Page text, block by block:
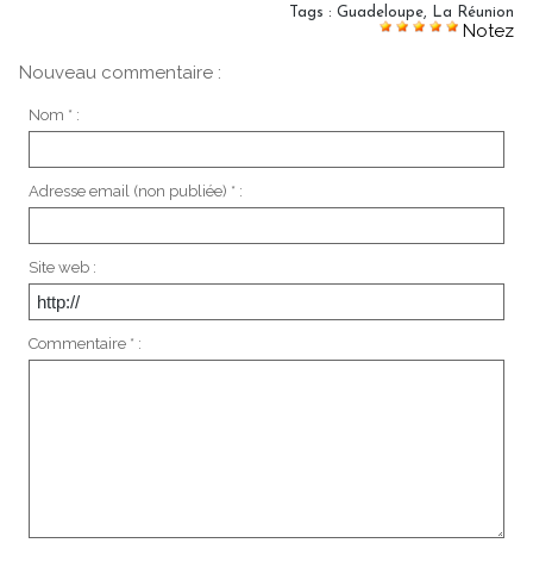
Tags : Guadeloupe, La Réunion
Notez
Nouveau commentaire :
Nom * :
Adresse email (non publiée) * :
Site web :
Commentaire * :